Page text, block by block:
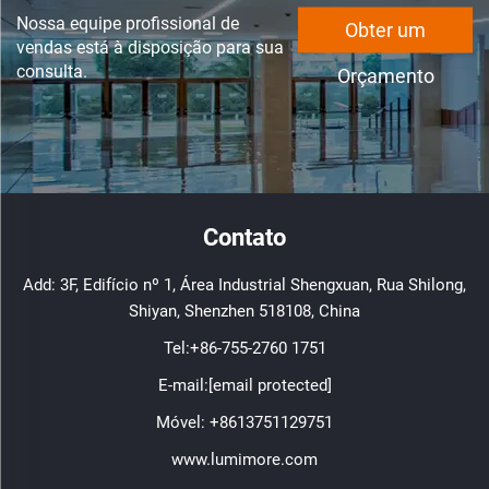
Nossa equipe profissional de
vendas está à disposição para sua
consulta.
Obter um
Orçamento
Contato
Add: 3F, Edifício nº 1, Área Industrial Shengxuan, Rua Shilong,
Shiyan, Shenzhen 518108, China
Tel:+86-755-2760 1751
E-mail:[email protected]
Móvel: +8613751129751
www.lumimore.com